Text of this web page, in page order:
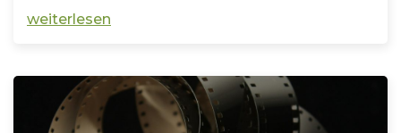
weiterlesen